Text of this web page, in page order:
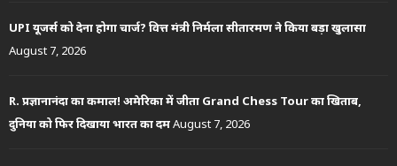
UPI यूजर्स को देना होगा चार्ज? वित्त मंत्री निर्मला सीतारमण ने किया बड़ा खुलासा
August 7, 2026
R. प्रज्ञानानंदा का कमाल! अमेरिका में जीता Grand Chess Tour का खिताब,
दुनिया को फिर दिखाया भारत का दमAugust 7, 2026